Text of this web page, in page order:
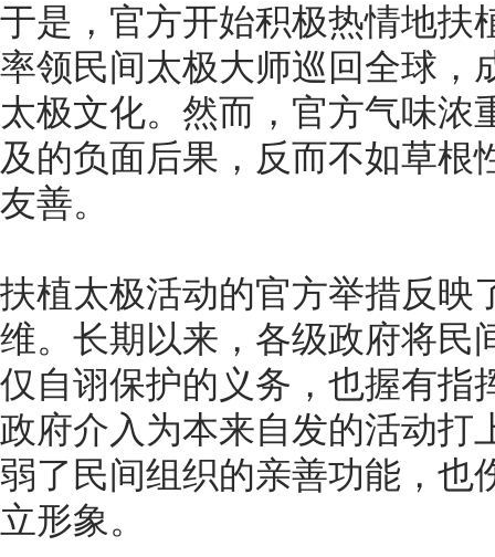
于是，官方开始积极热情地扶
率领民间太极大师巡回全球，
太极文化。然而，官方气味浓
及的负面后果，反而不如草根
友善。
扶植太极活动的官方举措反映
维。长期以来，各级政府将民
仅自诩保护的义务，也握有指
政府介入为本来自发的活动打
弱了民间组织的亲善功能，也
立形象。